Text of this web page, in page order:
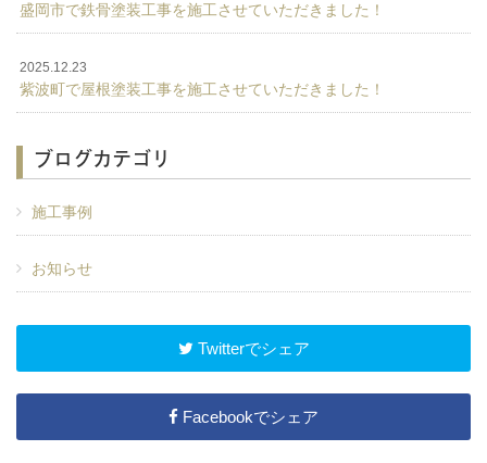
盛岡市で鉄骨塗装工事を施工させていただきました！
2025.12.23
紫波町で屋根塗装工事を施工させていただきました！
ブログカテゴリ
施工事例
お知らせ
Twitterでシェア
Facebookでシェア